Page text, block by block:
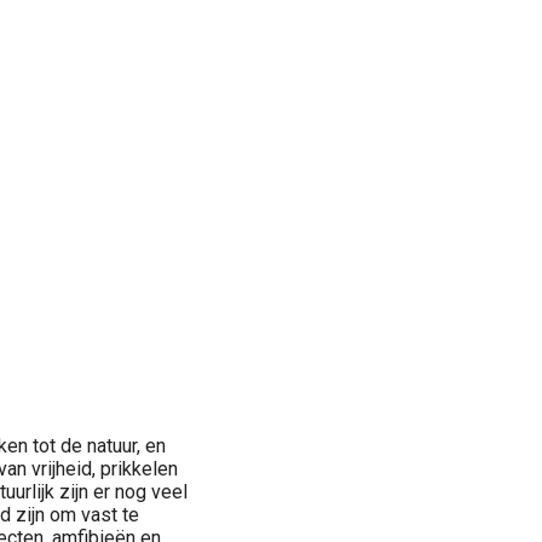
tot de natuur, en
vrijheid, prikkelen
zijn er nog veel
zijn om vast te
amfibieën en